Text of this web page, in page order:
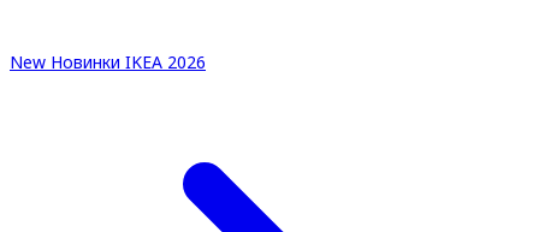
New Новинки IKEA 2026